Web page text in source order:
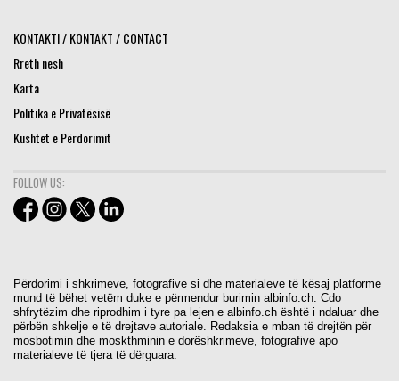
KONTAKTI / KONTAKT / CONTACT
Rreth nesh
Karta
Politika e Privatësisë
Kushtet e Përdorimit
FOLLOW US:
Përdorimi i shkrimeve, fotografive si dhe materialeve të kësaj platforme
mund të bëhet vetëm duke e përmendur burimin albinfo.ch. Cdo
shfrytëzim dhe riprodhim i tyre pa lejen e albinfo.ch është i ndaluar dhe
përbën shkelje e të drejtave autoriale. Redaksia e mban të drejtën për
mosbotimin dhe moskthminin e dorëshkrimeve, fotografive apo
materialeve të tjera të dërguara.